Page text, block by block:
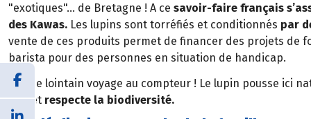
"exotiques"… de Bretagne ! A ce savoir-faire français
des Kawas. Les lupins sont torréfiés et conditionnés par
vente de ces produits permet de financer des projets de
barista pour des personnes en situation de handicap.
Pas de lointain voyage au compteur ! Le lupin pousse ici
sols et respecte la biodiversité.